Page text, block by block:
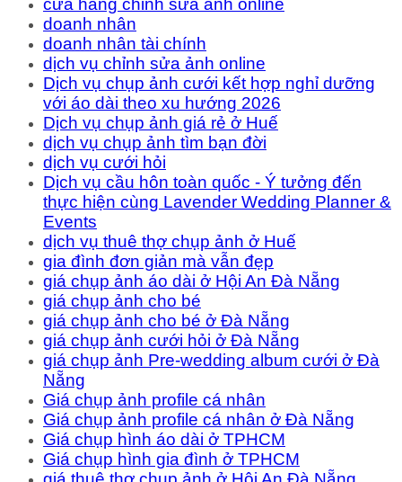
cửa hàng chỉnh sửa ảnh online
doanh nhân
doanh nhân tài chính
dịch vụ chỉnh sửa ảnh online
Dịch vụ chụp ảnh cưới kết hợp nghỉ dưỡng
với áo dài theo xu hướng 2026
Dịch vụ chụp ảnh giá rẻ ở Huế
dịch vụ chụp ảnh tìm bạn đời
dịch vụ cưới hỏi
Dịch vụ cầu hôn toàn quốc - Ý tưởng đến
thực hiện cùng Lavender Wedding Planner &
Events
dịch vụ thuê thợ chụp ảnh ở Huế
gia đình đơn giản mà vẫn đẹp
giá chụp ảnh áo dài ở Hội An Đà Nẵng
giá chụp ảnh cho bé
giá chụp ảnh cho bé ở Đà Nẵng
giá chụp ảnh cưới hỏi ở Đà Nẵng
giá chụp ảnh Pre-wedding album cưới ở Đà
Nẵng
Giá chụp ảnh profile cá nhân
Giá chụp ảnh profile cá nhân ở Đà Nẵng
Giá chụp hình áo dài ở TPHCM
Giá chụp hình gia đình ở TPHCM